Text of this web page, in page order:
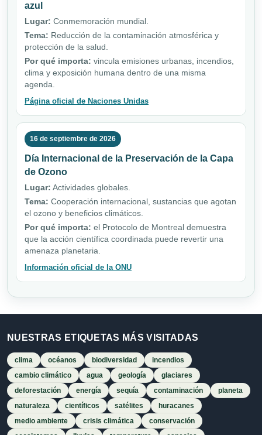
azul
Lugar: Conmemoración mundial.
Tema: Reducción de la contaminación atmosférica y
protección de la salud.
Por qué importa: vincula emisiones urbanas, incendios,
clima y exposición humana dentro de una misma
agenda.
Página oficial de Naciones Unidas
16 de septiembre de 2026
Día Internacional de la Preservación de la Capa
de Ozono
Lugar: Actividades globales.
Tema: Cooperación internacional, sustancias que agotan
el ozono y beneficios climáticos.
Por qué importa: el Protocolo de Montreal demuestra
que la acción científica coordinada puede revertir una
amenaza planetaria.
Información oficial de la ONU
NUESTRAS ETIQUETAS MÁS VISITADAS
clima océanos biodiversidad
incendios
cambio climático
agua geología
glaciares
deforestación
energía sequía contaminación
planeta
naturaleza
científicos satélites
huracanes
medio ambiente
crisis climática
conservación